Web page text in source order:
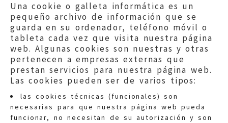
Una cookie o galleta informática es un
pequeño archivo de información que se
guarda en su ordenador, teléfono móvil o
tableta cada vez que visita nuestra página
web. Algunas cookies son nuestras y otras
pertenecen a empresas externas que
prestan servicios para nuestra página web.
Las cookies pueden ser de varios tipos:
las cookies técnicas (funcionales) son
necesarias para que nuestra página web pueda
funcionar, no necesitan de su autorización y son